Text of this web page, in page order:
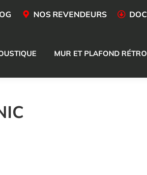
NOS REVENDEURS
MUR ET PLAFOND